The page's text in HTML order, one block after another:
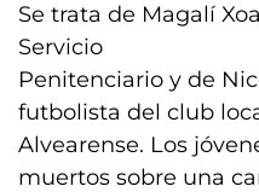
Se trata de Magalí
Servicio
Penitenciario y de
futbolista del club
Alvearense. Los
muertos sobre una